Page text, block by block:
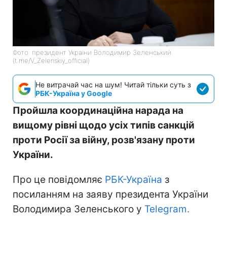
Фото: президент України Володимир Зеленський
(t.me/V_Zelenskiy_official)
Не витрачай час на шум! Читай тільки суть з
РБК-Україна у Google
Пройшла координаційна нарада на
вищому рівні щодо усіх типів санкцій
проти Росії за війну, розв'язану проти
України.
Про це повідомляє РБК-Україна з
посиланням на заяву президента України
Володимира Зеленського у Telegram.